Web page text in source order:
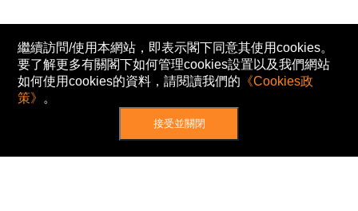
繼續訪問/使用本網站，即表示閣下同意其使用cookies。
要了解更多有關閣下如何管理cookies設置以及我們網站
如何使用cookies的資料，請閱讀我們的 《Cookies政
策》 。
接受並關閉